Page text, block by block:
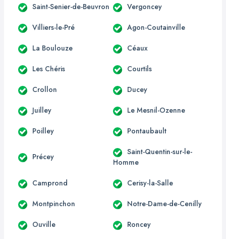
Saint-Senier-de-Beuvron Vergoncey
Villiers-le-Pré Agon-Coutainville
La Boulouze Céaux
Les Chéris Courtils
Crollon Ducey
Juilley Le Mesnil-Ozenne
Poilley Pontaubault
Précey
Saint-Quentin-sur-le-
Homme
Camprond Cerisy-la-Salle
Montpinchon Notre-Dame-de-Cenilly
Ouville Roncey